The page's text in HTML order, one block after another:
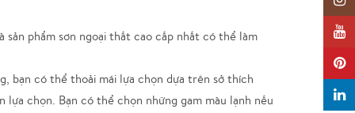
phẩm sơn ngoại thất cao cấp nhất có thể làm
bạn có thể thoải mái lựa chọn dựa trên sở thích
chọn. Bạn có thể chọn những gam màu lạnh nếu